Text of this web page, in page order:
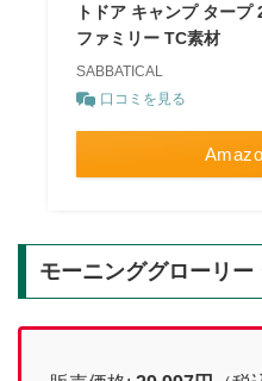
トドア キャンプ ター
ファミリー TC素材
SABBATICAL
口コミを見る
モーニンググローリー